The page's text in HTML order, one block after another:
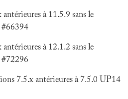
à 11.5.9 sans le
#66394
à 12.1.2 sans le
#72296
7.5.x antérieures à 7.5.0 UP14